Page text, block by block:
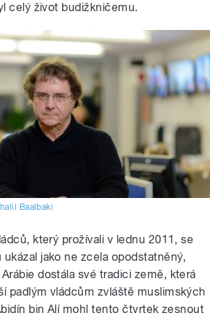
celý život budižkničemu.
Baalbaki
který prožívali v lednu 2011, se
jako ne zcela opodstatněný,
dostála své tradici země, která
padlým vládcům zvláště muslimských
bin Alí mohl tento čtvrtek zesnout